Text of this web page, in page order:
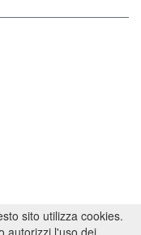
sito utilizza cookies.
autorizzi l'uso dei